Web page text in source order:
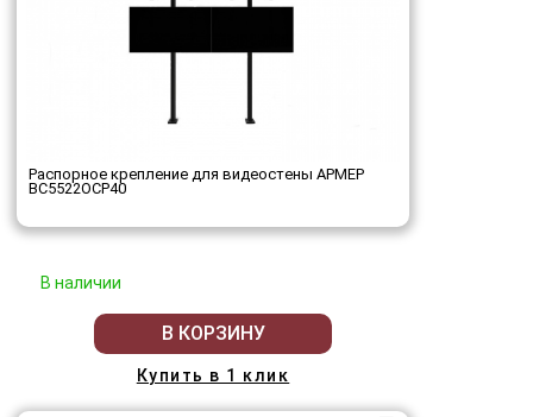
Распорное крепление для видеостены АРМЕР
ВС5522ОСР40
В наличии
В КОРЗИНУ
Купить в 1 клик